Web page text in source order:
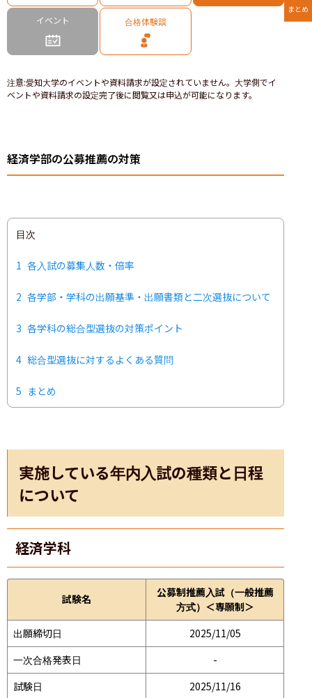
イベント 合格体験談
注意:愛知大学のイベントや資料請求が設定されていません。大学側でイ
ベントや資料請求の設定完了後に閲覧又は申込が可能になります。
経済学部の公募推薦の対策
目次
1 各入試の募集人数・倍率
2 各学部・学科の出願基準・出願書類と二次選抜について
3 各学科の総合型選抜の対策ポイント
4 総合型選抜に対するよくある質問
5 まとめ
実施している年内入試の種類と日程
について
経済学科
試験名
公募制推薦入試（一般推薦
方式）＜専願制＞
出願締切日
2025/11/05
一次合格発表日
-
試験日
2025/11/16
まとめ